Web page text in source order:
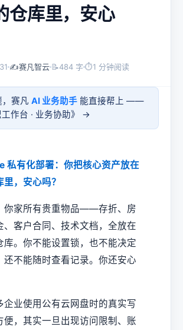
仓库里，安心
✍️赛凡智云 📝484 字 ⏱1 分钟阅读
赛凡 AI 业务助手 能直接帮上 ——
作台 · 业务协助》 →
私有化部署：你把核心资产放在
，安心吗？
你家所有贵重物品——存折、房
、客户合同、技术文档，全放在
库。你不能设置锁，也不能决定
还不能随时查看记录。你还安心
企业使用公有云网盘时的真实写
便，其实一旦出现访问限制、账